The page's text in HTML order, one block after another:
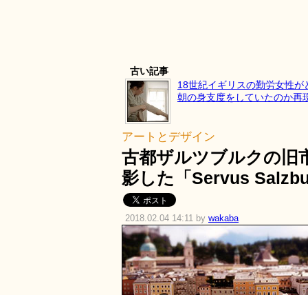
古い記事
18世紀イギリスの勤労女性が
朝の身支度をしていたのか再
アートとデザイン
古都ザルツブルクの旧
影した「Servus
2018.02.04 14:11 by wakaba